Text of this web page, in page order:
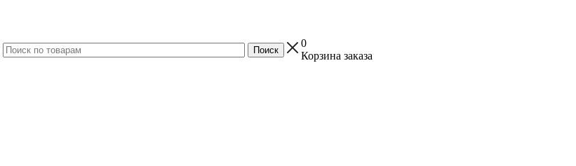
0
Корзина заказа